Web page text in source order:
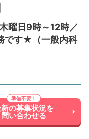
曜日9時～12時／
です★（一般内科
の募集状況を
問い合わせる